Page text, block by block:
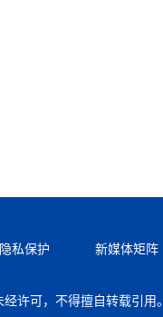
隐私保护 新媒体矩阵
许可，不得擅自转载引用。